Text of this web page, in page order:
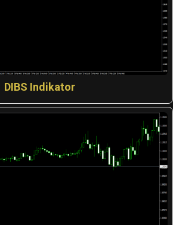
DIBS Indikator